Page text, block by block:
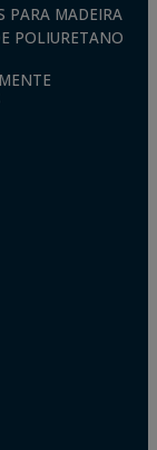
PARA MADEIRA
POLIURETANO